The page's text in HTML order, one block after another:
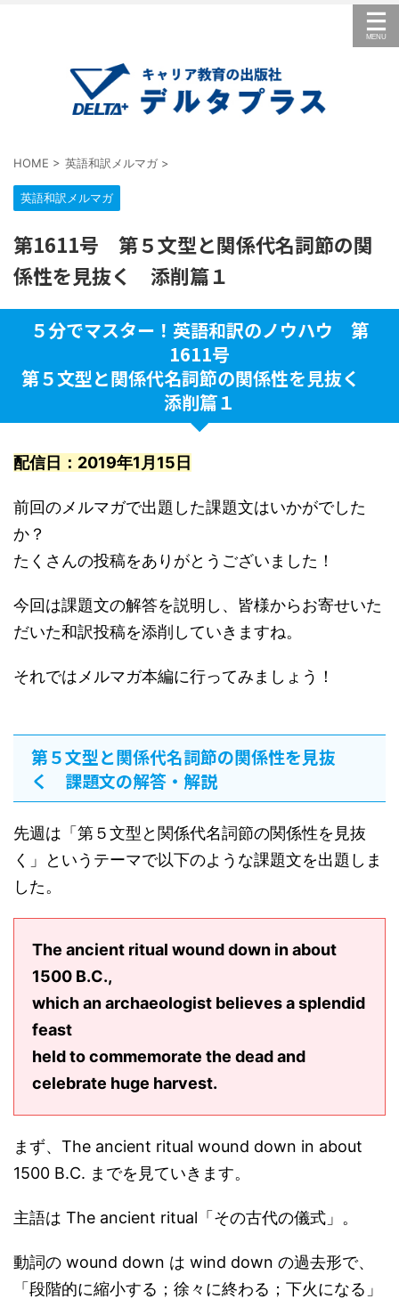
HOME > 英語和訳メルマガ >
英語和訳メルマガ
第1611号 第５文型と関係代名詞節の関
係性を見抜く 添削篇１
５分でマスター！英語和訳のノウハウ 第
1611号
第５文型と関係代名詞節の関係性を見抜く
添削篇１
配信日：2019年1月15日
前回のメルマガで出題した課題文はいかがでした
か？
たくさんの投稿をありがとうございました！
今回は課題文の解答を説明し、皆様からお寄せいた
だいた和訳投稿を添削していきますね。
それではメルマガ本編に行ってみましょう！
第５文型と関係代名詞節の関係性を見抜
く 課題文の解答・解説
先週は「第５文型と関係代名詞節の関係性を見抜
く」というテーマで以下のような課題文を出題しま
した。
The ancient ritual wound down in about
1500 B.C.,
which an archaeologist believes a splendid
feast
held to commemorate the dead and
celebrate huge harvest.
まず、The ancient ritual wound down in about
1500 B.C. までを見ていきます。
主語は The ancient ritual「その古代の儀式」。
動詞の wound down は wind down の過去形で、
「段階的に縮小する；徐々に終わる；下火になる」